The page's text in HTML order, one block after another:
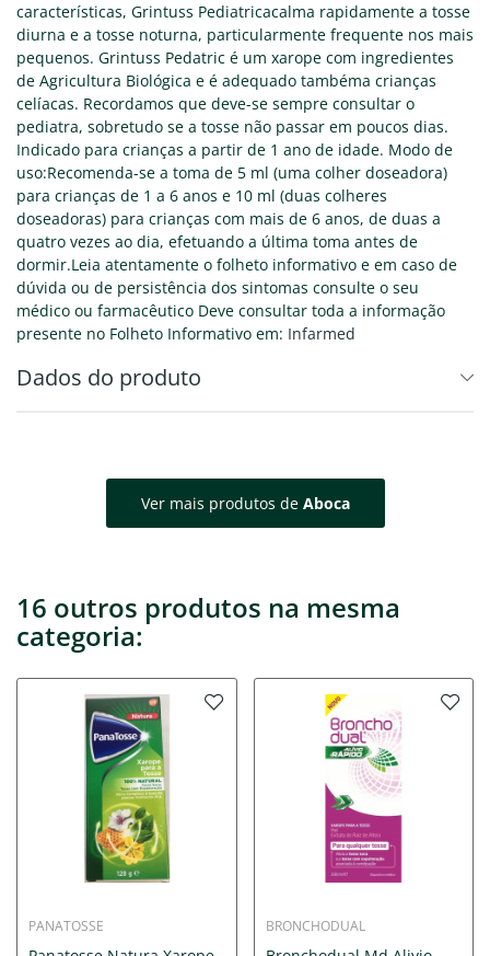
características, Grintuss Pediatricacalma rapidamente a tosse
diurna e a tosse noturna, particularmente frequente nos mais
pequenos. Grintuss Pedatric é um xarope com ingredientes
de Agricultura Biológica e é adequado tambéma crianças
celíacas. Recordamos que deve-se sempre consultar o
pediatra, sobretudo se a tosse não passar em poucos dias.
Indicado para crianças a partir de 1 ano de idade. Modo de
uso:Recomenda-se a toma de 5 ml (uma colher doseadora)
para crianças de 1 a 6 anos e 10 ml (duas colheres
doseadoras) para crianças com mais de 6 anos, de duas a
quatro vezes ao dia, efetuando a última toma antes de
dormir.Leia atentamente o folheto informativo e em caso de
dúvida ou de persistência dos sintomas consulte o seu
médico ou farmacêutico Deve consultar toda a informação
presente no Folheto Informativo em: Infarmed
Dados do produto
Ver mais produtos de Aboca
16 outros produtos na mesma
categoria:
PANATOSSE BRONCHODUAL